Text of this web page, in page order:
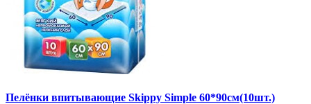
Пелёнки впитывающие Skippy Simple 60*90cм(10шт.)